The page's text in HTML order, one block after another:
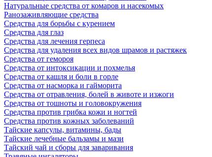
Натуральные средства от комаров и насекомых
Ранозаживляющие средства
Средства для борьбы с курением
Средства для глаз
Средства для лечения герпеса
Средства для удаления всех видов шрамов и растяжек
Средства от гемороя
Средства от интоксикации и похмелья
Средства от кашля и боли в горле
Средства от насморка и гайморита
Средства от отравления, болей в животе и изжоги
Средства от тошноты и головокружения
Средства против грибка кожи и ногтей
Средства против кожных заболеваний
Тайские капсулы, витамины, бады
Тайские лечебные бальзамы и мази
Тайский чай и сборы для заваривания